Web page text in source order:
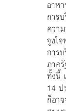
อาห
การ
ควา
จูงใ
การ
ภาค
ทั้งนี้
14 ป
ก็อา